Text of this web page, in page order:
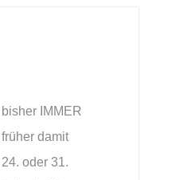
IMMER
damit
oder 31.